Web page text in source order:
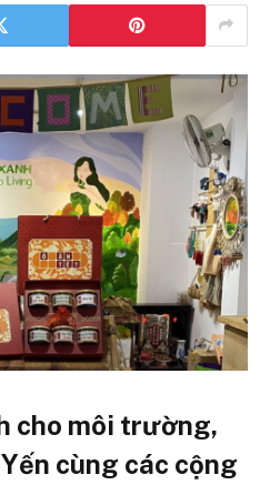
cho môi trường,
cùng các cộng